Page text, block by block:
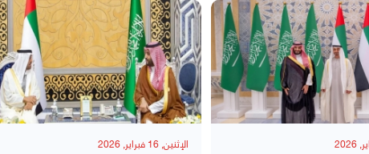
الإثنين, 16 فبراير, 2026